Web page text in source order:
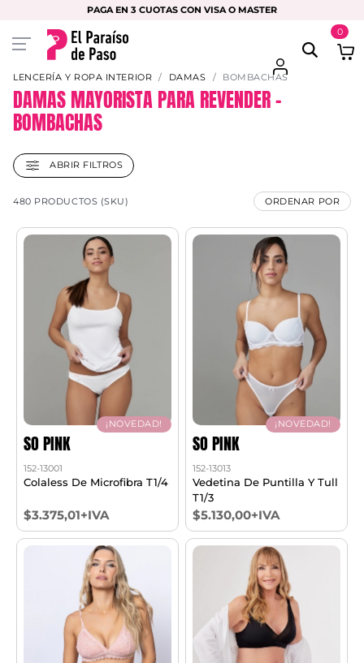
PAGA EN 3 CUOTAS CON VISA O MASTER
0
LENCERÍA Y ROPA INTERIOR DAMAS BOMBACHAS
DAMAS MAYORISTA PARA REVENDER –
BOMBACHAS
ABRIR FILTROS
480 PRODUCTOS (SKU) ORDENAR POR
¡NOVEDAD!
SO PINK
152-13001
Colaless De Microfibra T1/4
$3.375,01+IVA
¡NOVEDAD!
SO PINK
152-13013
Vedetina De Puntilla Y Tull
T1/3
$5.130,00+IVA